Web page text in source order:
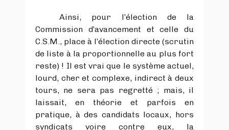
Ainsi, pour l’élection de la
Commission d’avancement et celle du
C.S.M., place à l’élection directe (scrutin
de liste à la proportionnelle au plus fort
reste) ! Il est vrai que le système actuel,
lourd, cher et complexe, indirect à deux
tours, ne sera pas regretté ; mais, il
laissait, en théorie et parfois en
pratique, à des candidats locaux, hors
syndicats voire contre eux, la